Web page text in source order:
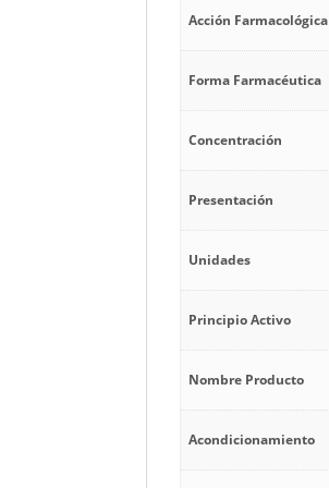
Acción Farmacológica
Forma Farmacéutica
Concentración
Presentación
Unidades
Principio Activo
Nombre Producto
Acondicionamiento